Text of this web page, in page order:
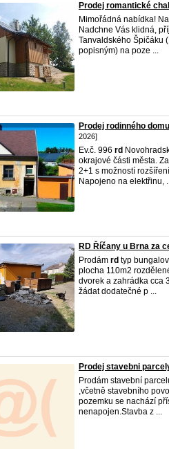
Prodej romantické
Mimořádná nabídka!
Nadchne Vás klidná,
Tanvaldského Špičáku
popisným) na poze ...
Prodej rodinného
2026]
Ev.č. 996 rd
okrajové části města.
2+1 s možností
Napojeno na elektřinu,
RD Říčany u Brna za
Prodám rd typ
plocha 110m2
dvorek a zahrádka cca
žádat dodatečné p ...
Prodej stavebni
Prodám stavební
,včetně stavebního
pozemku se nachází
nenapojen.Stavba z ...